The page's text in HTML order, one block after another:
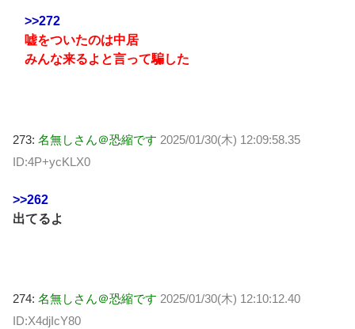
>>272
嘘をついたのは中居
みんな来るよと言って騙した
273: 名無しさん＠恐縮です 2025/01/30(木) 12:09:58.35
ID:4P+ycKLX0
>>262
出てるよ
274: 名無しさん＠恐縮です 2025/01/30(木) 12:10:12.40
ID:X4djIcY80